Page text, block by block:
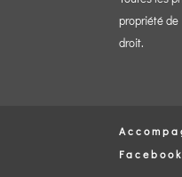
propriété
droit.
Facebook